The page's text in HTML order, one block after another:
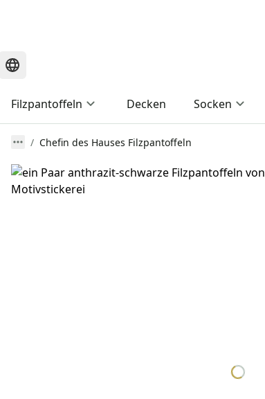
Filzpantoffeln Decken Socken
Chefin des Hauses Filzpantoffeln